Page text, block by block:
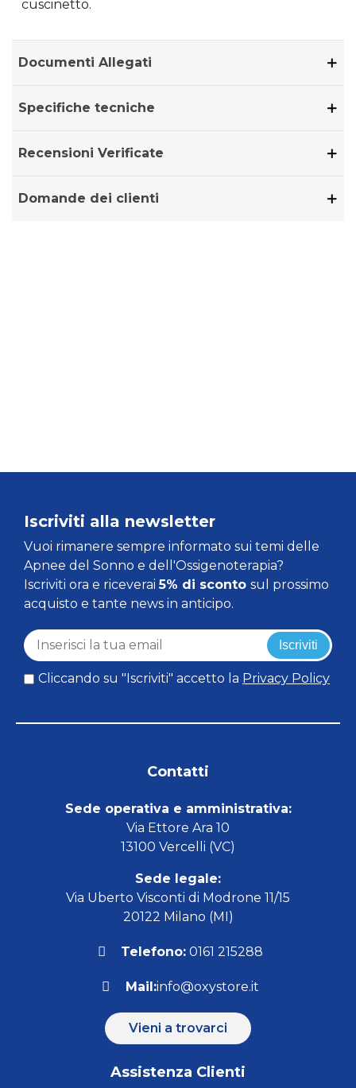
cuscinetto.
Documenti Allegati
Specifiche tecniche
Recensioni Verificate
Domande dei clienti
Iscriviti alla newsletter
Vuoi rimanere sempre informato sui temi delle
Apnee del Sonno e dell'Ossigenoterapia?
Iscriviti ora e riceverai5% di sconto sul prossimo
acquisto e tante news in anticipo.
Iscriviti
Cliccando su "Iscriviti" accetto la Privacy Policy
Contatti
Sede operativa e amministrativa:
Via Ettore Ara 10
13100 Vercelli (VC)
Sede legale:
Via Uberto Visconti di Modrone 11/15
20122 Milano (MI)
Telefono: 0161 215288
Mail:info@oxystore.it
Vieni a trovarci
Assistenza Clienti